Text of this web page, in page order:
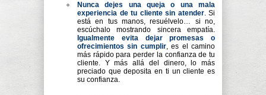
Nunca dejes una queja o una mala
experiencia de tu cliente sin atender. Si
está en tus manos, resuélvelo… si no,
escúchalo mostrando sincera empatía.
Igualmente evita dejar promesas o
ofrecimientos sin cumplir, es el camino
más rápido para perder la confianza de tu
cliente. Y más allá del dinero, lo más
preciado que deposita en ti un cliente es
su confianza.